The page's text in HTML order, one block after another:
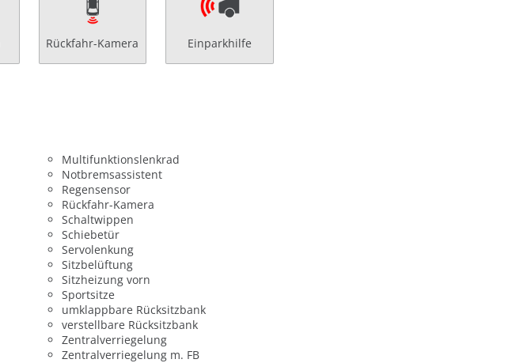
Rückfahr-Kamera Einparkhilfe
Multifunktionslenkrad
Notbremsassistent
Regensensor
Rückfahr-Kamera
Schaltwippen
Schiebetür
Servolenkung
Sitzbelüftung
Sitzheizung vorn
Sportsitze
umklappbare Rücksitzbank
verstellbare Rücksitzbank
Zentralverriegelung
Zentralverriegelung m. FB